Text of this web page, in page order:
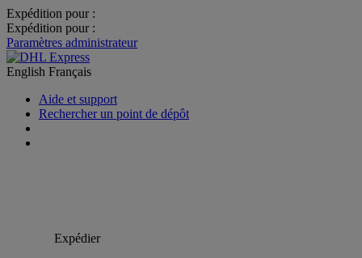
Expédition pour :
Expédition pour :
Paramètres administrateur
English Français
Aide et support
Rechercher un point de dépôt
Expédier